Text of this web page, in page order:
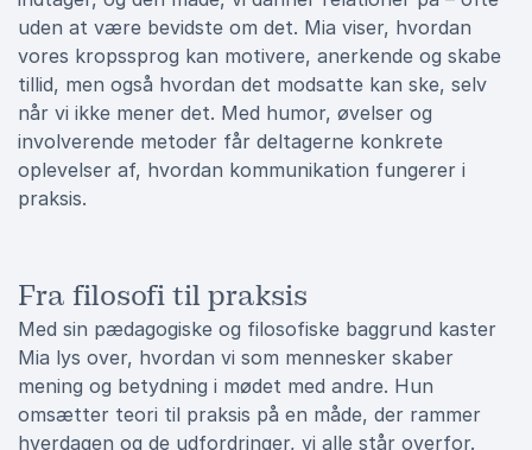
uden at være bevidste om det. Mia viser, hvordan
vores kropssprog kan motivere, anerkende og skabe
tillid, men også hvordan det modsatte kan ske, selv
når vi ikke mener det. Med humor, øvelser og
involverende metoder får deltagerne konkrete
oplevelser af, hvordan kommunikation fungerer i
praksis.
Fra filosofi til praksis
Med sin pædagogiske og filosofiske baggrund kaster
Mia lys over, hvordan vi som mennesker skaber
mening og betydning i mødet med andre. Hun
omsætter teori til praksis på en måde, der rammer
hverdagen og de udfordringer, vi alle står overfor.